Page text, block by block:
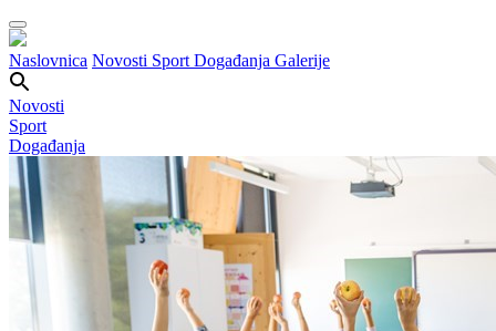
Naslovnica Novosti Sport Događanja Galerije
Novosti
Sport
Događanja